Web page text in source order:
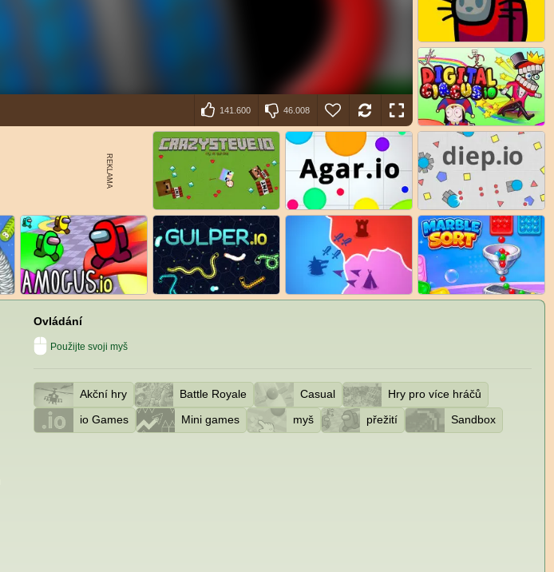
141.600 46.008
Ovládání
Použijte svoji myš
Akční hry Battle Royale Casual
Hry pro více hráčů
io Games
Mini games myš přežití Sandbox